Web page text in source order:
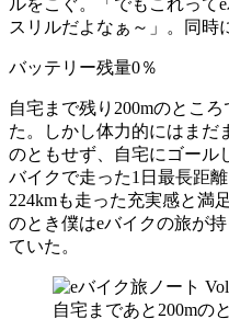
スリルだよなぁ～」。同時
バッテリー残量0％
自宅まで残り200mのとこ
た。しかし体力的にはまだ
のともせず、自宅にゴール
バイクで走った1日最長距
224kmも走った充実感と満
のとき僕はeバイクの旅が
ていた。
自宅まであと200mの